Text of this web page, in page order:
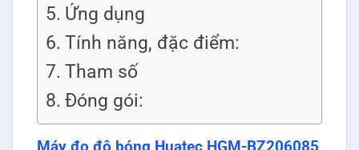
Ứng dụng
Tính năng, đặc điểm:
Tham số
Đóng gói: